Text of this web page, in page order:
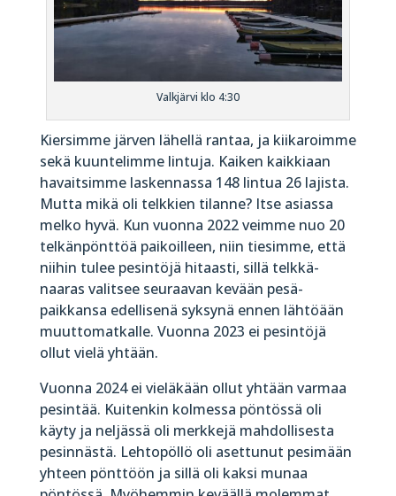
Valkjärvi klo 4:30
Kiersimme järven lähellä rantaa, ja kiikaroimme
sekä kuuntelimme lintuja. Kaiken kaikkiaan
havaitsimme laskennassa 148 lintua 26 lajista.
Mutta mikä oli telkkien tilanne? Itse asiassa
melko hyvä. Kun vuonna 2022 veimme nuo 20
telkän­pönttöä paikoilleen, niin tiesimme, että
niihin tulee pesintöjä hitaasti, sillä telkkä­
naaras valitsee seuraavan kevään pesä­
paikkansa edellisenä syksynä ennen lähtöään
muutto­matkalle. Vuonna 2023 ei pesintöjä
ollut vielä yhtään.
Vuonna 2024 ei vieläkään ollut yhtään varmaa
pesintää. Kuitenkin kolmessa pöntössä oli
käyty ja neljässä oli merkkejä mahdollisesta
pesinnästä. Lehto­pöllö oli asettunut pesimään
yhteen pönttöön ja sillä oli kaksi munaa